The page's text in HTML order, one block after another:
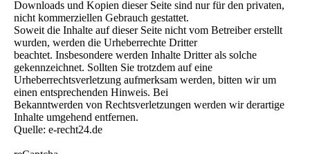
Downloads und Kopien dieser Seite sind nur für den privaten,
nicht kommerziellen Gebrauch gestattet.
Soweit die Inhalte auf dieser Seite nicht vom Betreiber erstellt
wurden, werden die Urheberrechte Dritter
beachtet. Insbesondere werden Inhalte Dritter als solche
gekennzeichnet. Sollten Sie trotzdem auf eine
Urheberrechtsverletzung aufmerksam werden, bitten wir um
einen entsprechenden Hinweis. Bei
Bekanntwerden von Rechtsverletzungen werden wir derartige
Inhalte umgehend entfernen.
Quelle: e-recht24.de